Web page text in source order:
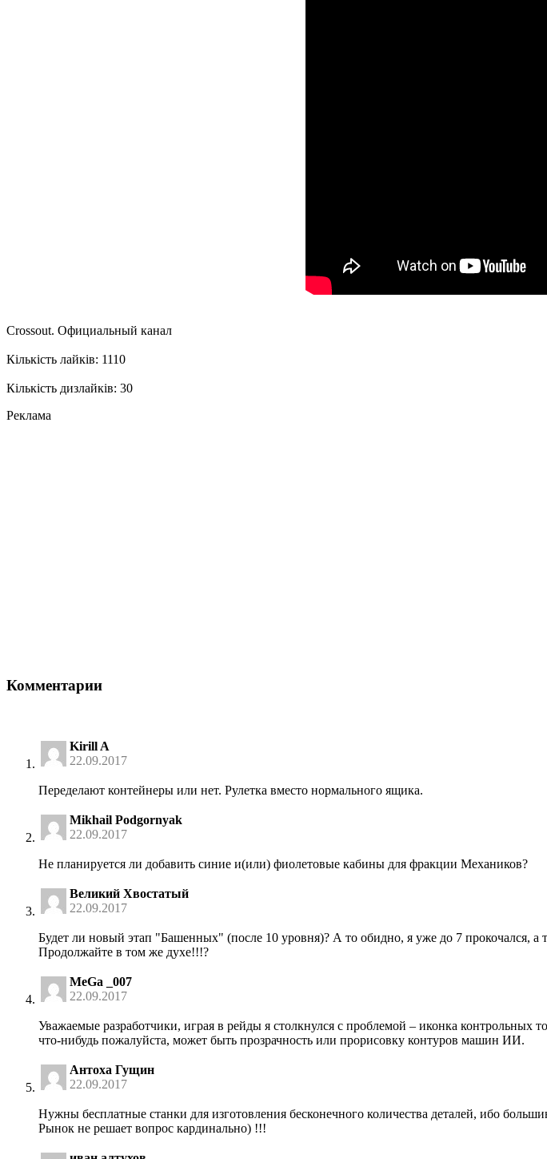
Crossout. Официальный канал
Кількість лайків: 1110
Кількість дизлайків: 30
Реклама
Комментарии
Kirill A
22.09.2017
Переделают контейнеры или нет. Рулетка вместо нормального ящика.
Mikhail Podgornyak
22.09.2017
Не планируется ли добавить синие и(или) фиолетовые кабины для фракции Механиков?
Великий Хвостатый
22.09.2017
Будет ли новый этап "Башенных" (после 10 уровня)? А то обидно, я уже до 7 прокочался, а
Продолжайте в том же духе!!!?
MeGa _007
22.09.2017
Уважаемые разработчики, играя в рейды я столкнулся с проблемой – иконка контрольных
что-нибудь пожалуйста, может быть прозрачность или прорисовку контуров машин ИИ.
Антоха Гущин
22.09.2017
Нужны бесплатные станки для изготовления бесконечного количества деталей, ибо
Рынок не решает вопрос кардинально) !!!